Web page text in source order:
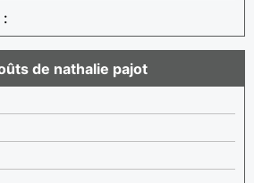
:
de nathalie pajot